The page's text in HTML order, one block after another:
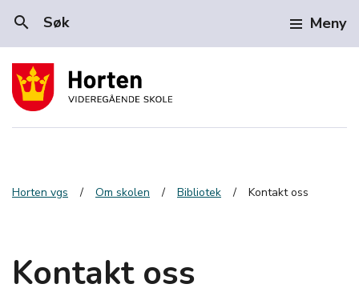
search Søk Meny
Horten vgs Om skolen Bibliotek Kontakt oss
Kontakt oss